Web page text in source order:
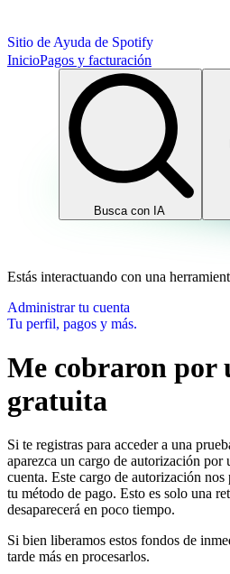
Sitio de Ayuda de Spotify
InicioPagos y facturación
Busca con IA
Estás interactuando con una
Administrar tu cuenta
Tu perfil, pagos y más.
Me cobraron por
gratuita
Si te registras para acceder a una
aparezca un cargo de autorización por
cuenta. Este cargo de autorización
tu método de pago. Esto es solo una
desaparecerá en poco tiempo.
Si bien liberamos estos fondos de
tarde más en procesarlos.